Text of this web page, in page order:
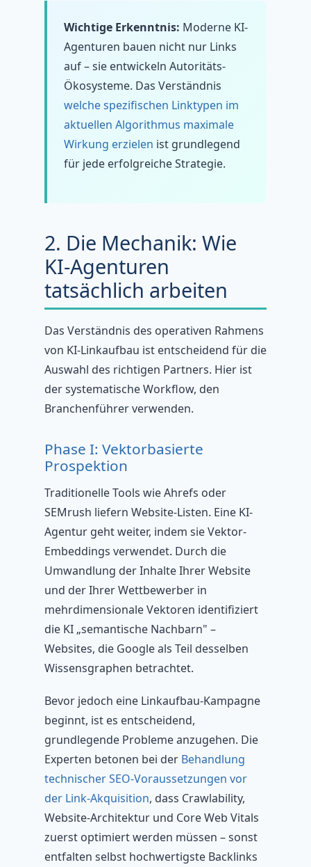
Wichtige Erkenntnis: Moderne KI-
Agenturen bauen nicht nur Links
auf – sie entwickeln Autoritäts-
Ökosysteme. Das Verständnis
welche spezifischen Linktypen im
aktuellen Algorithmus maximale
Wirkung erzielen ist grundlegend
für jede erfolgreiche Strategie.
2. Die Mechanik: Wie
KI-Agenturen
tatsächlich arbeiten
Das Verständnis des operativen Rahmens
von KI-Linkaufbau ist entscheidend für die
Auswahl des richtigen Partners. Hier ist
der systematische Workflow, den
Branchenführer verwenden.
Phase I: Vektorbasierte
Prospektion
Traditionelle Tools wie Ahrefs oder
SEMrush liefern Website-Listen. Eine KI-
Agentur geht weiter, indem sie Vektor-
Embeddings verwendet. Durch die
Umwandlung der Inhalte Ihrer Website
und der Ihrer Wettbewerber in
mehrdimensionale Vektoren identifiziert
die KI „semantische Nachbarn" –
Websites, die Google als Teil desselben
Wissensgraphen betrachtet.
Bevor jedoch eine Linkaufbau-Kampagne
beginnt, ist es entscheidend,
grundlegende Probleme anzugehen. Die
Experten betonen bei der Behandlung
technischer SEO-Voraussetzungen vor
der Link-Akquisition, dass Crawlability,
Website-Architektur und Core Web Vitals
zuerst optimiert werden müssen – sonst
entfalten selbst hochwertigste Backlinks